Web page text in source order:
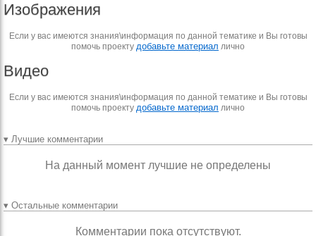
Изображения
Если у вас имеются знания\информация по данной тематике и Вы готовы
помочь проекту добавьте материал лично
Видео
Если у вас имеются знания\информация по данной тематике и Вы готовы
помочь проекту добавьте материал лично
▾ Лучшие комментарии
На данный момент лучшие не определены
▾ Остальные комментарии
Комментарии пока отсутствуют.